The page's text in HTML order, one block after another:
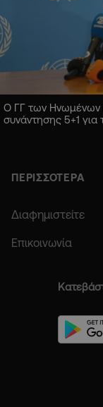
Ο ΓΓ των Ηνωμένων
συνάντησης 5+1 για
ΠΕΡΙΣΣΟΤΕΡΑ
Διαφημιστείτε
Επικοινωνία